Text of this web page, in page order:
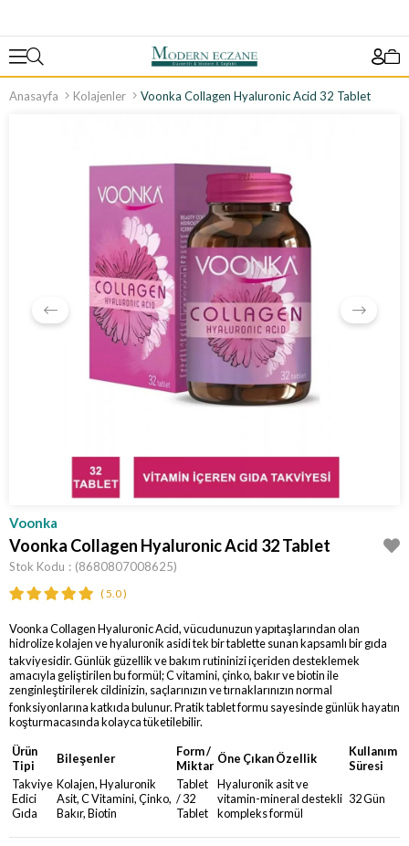
Anasayfa Kolajenler Voonka Collagen Hyaluronic Acid 32 Tablet
Voonka
Voonka Collagen Hyaluronic Acid 32 Tablet
Stok Kodu (8680807008625)
5.0
Voonka Collagen Hyaluronic Acid, vücudunuzun yapıtaşlarından olan
hidrolize kolajen ve hyaluronik asidi tek bir tablette sunan kapsamlı bir gıda
takviyesidir.Günlük güzellik ve bakım rutininizi içeriden desteklemek
amacıyla geliştirilen bu formül; C vitamini, çinko, bakır ve biotin ile
zenginleştirilerek cildinizin, saçlarınızın ve tırnaklarınızın normal
fonksiyonlarına katkıda bulunur.Pratik tablet formu sayesinde günlük hayatın
koşturmacasında kolayca tüketilebilir.
Ürün
Tipi
Bileşenler
Form /
Miktar Öne Çıkan Özellik
Kullanım
Süresi
Takviye
Edici
Gıda
Kolajen, Hyaluronik
Asit, C Vitamini, Çinko,
Bakır, Biotin
Tablet
/ 32
Tablet
Hyaluronik asit ve
vitamin-mineral destekli
kompleks formül
32 Gün